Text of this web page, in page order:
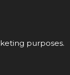
purposes.